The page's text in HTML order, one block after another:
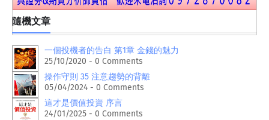
隨機文章
一個投機者的告白 第1章 金錢的魅力
25/10/2020 - 0 Comments
操作守則 35 注意趨勢的背離
05/04/2024 - 0 Comments
這才是價值投資 序言
24/01/2025 - 0 Comments